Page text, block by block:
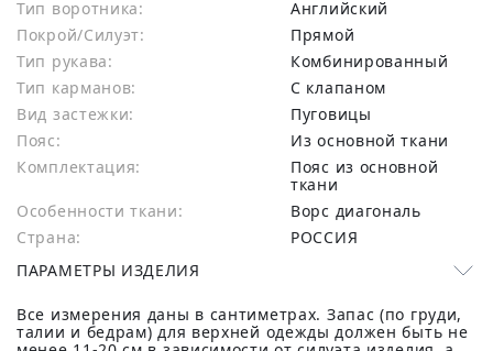
Тип воротника:
Английский
Покрой/Силуэт:
Прямой
Тип рукава:
Комбинированный
Тип карманов:
С клапаном
Вид застежки:
Пуговицы
Пояс:
Из основной ткани
Комплектация:
Пояс из основной
ткани
Особенности ткани:
Ворс диагональ
Страна:
РОССИЯ
ПАРАМЕТРЫ ИЗДЕЛИЯ
Все измерения даны в сантиметрах. Запас (по груди,
талии и бедрам) для верхней одежды должен быть не